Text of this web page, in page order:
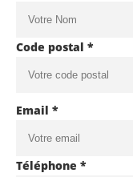
Code postal *
Email *
Téléphone *